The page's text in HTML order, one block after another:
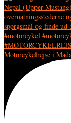
Motorcykelrejse i